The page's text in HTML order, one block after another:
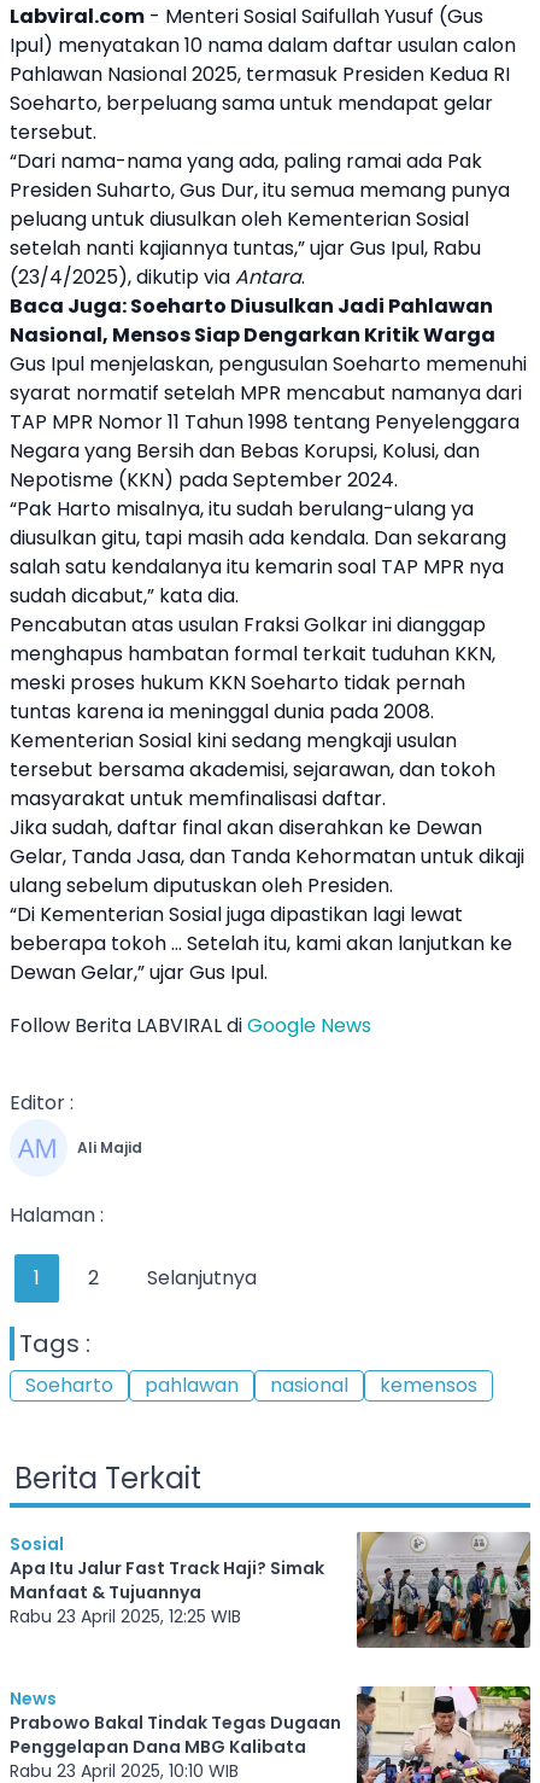
Labviral.com - Menteri Sosial Saifullah Yusuf (Gus
Ipul) menyatakan 10 nama dalam daftar usulan calon
Pahlawan Nasional 2025, termasuk Presiden Kedua RI
Soeharto, berpeluang sama untuk mendapat gelar
tersebut.
“Dari nama-nama yang ada, paling ramai ada Pak
Presiden Suharto, Gus Dur, itu semua memang punya
peluang untuk diusulkan oleh Kementerian Sosial
setelah nanti kajiannya tuntas,” ujar Gus Ipul, Rabu
(23/4/2025), dikutip viaAntara.
Baca Juga:Soeharto Diusulkan Jadi Pahlawan
Nasional, Mensos Siap Dengarkan Kritik Warga
Gus Ipul menjelaskan, pengusulanSoeharto memenuhi
syarat normatif setelah MPR mencabut namanya dari
TAP MPR Nomor 11 Tahun 1998 tentang Penyelenggara
Negara yang Bersih dan Bebas Korupsi, Kolusi, dan
Nepotisme (KKN) pada September 2024.
“Pak Harto misalnya, itu sudah berulang-ulang ya
diusulkan gitu, tapi masih ada kendala. Dan sekarang
salah satu kendalanya itu kemarin soal TAP MPR nya
sudah dicabut,” kata dia.
Pencabutan atas usulan Fraksi Golkar ini dianggap
menghapus hambatan formal terkait tuduhan KKN,
meski proses hukum KKNSoeharto tidak pernah
tuntas karena ia meninggal dunia pada 2008.
Kementerian Sosial kini sedang mengkaji usulan
tersebut bersama akademisi, sejarawan, dan tokoh
masyarakat untuk memfinalisasi daftar.
Jika sudah, daftar final akan diserahkan ke Dewan
Gelar, Tanda Jasa, dan Tanda Kehormatan untuk dikaji
ulang sebelum diputuskan oleh Presiden.
“Di Kementerian Sosial juga dipastikan lagi lewat
beberapa tokoh ... Setelah itu, kami akan lanjutkan ke
Dewan Gelar,” ujar Gus Ipul.
Follow Berita LABVIRAL diGoogle News
Editor :
Ali Majid
Halaman :
1 2 Selanjutnya
Tags :
Soeharto pahlawan nasional kemensos
Berita Terkait
Sosial
Apa Itu Jalur Fast Track Haji? Simak
Manfaat & Tujuannya
Rabu 23 April 2025, 12:25 WIB
News
Prabowo Bakal Tindak Tegas Dugaan
Penggelapan Dana MBG Kalibata
Rabu 23 April 2025, 10:10 WIB